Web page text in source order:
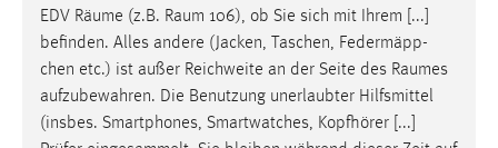
EDV Räume (z.B. Raum 106), ob Sie sich mit Ihrem [...]
befinden. Alles andere (Jacken, Taschen, Federmäpp-
chen etc.) ist außer Reichweite an der Seite des Raumes
aufzubewahren. Die Benutzung unerlaubter Hilfsmittel
(insbes. Smartphones, Smartwatches, Kopfhörer [...]
Cookie Laufzeit:
3 Monate